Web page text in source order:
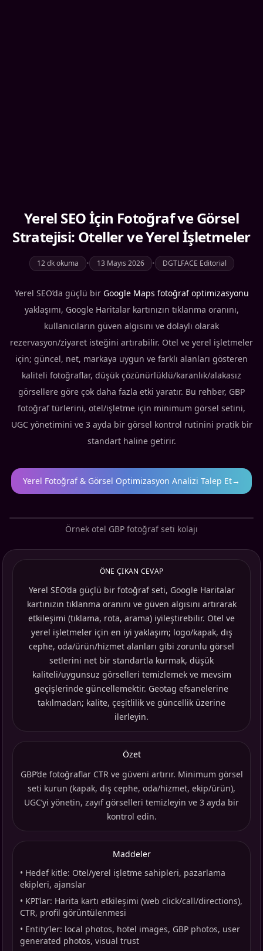
Yerel SEO İçin Fotoğraf ve Görsel
Stratejisi: Oteller ve Yerel İşletmeler
12 dk okuma • 13 Mayıs 2026 • DGTLFACE Editorial
Yerel SEO’da güçlü bir Google Maps fotoğraf optimizasyonu
yaklaşımı, Google Haritalar kartınızın tıklanma oranını,
kullanıcıların güven algısını ve dolaylı olarak
rezervasyon/ziyaret isteğini artırabilir. Otel ve yerel işletmeler
için; güncel, net, markaya uygun ve farklı alanları gösteren
kaliteli fotoğraflar, düşük çözünürlüklü/karanlık/alakasız
görsellere göre çok daha fazla etki yaratır. Bu rehber, GBP
fotoğraf türlerini, otel/işletme için minimum görsel setini,
UGC yönetimini ve 3 ayda bir görsel kontrol rutinini pratik bir
standart haline getirir.
Yerel Fotoğraf & Görsel Optimizasyon Analizi Talep Et→
Örnek otel GBP fotoğraf seti kolajı
ÖNE ÇIKAN CEVAP
Yerel SEO’da güçlü bir fotoğraf seti, Google Haritalar
kartınızın tıklanma oranını ve güven algısını artırarak
etkileşimi (tıklama, rota, arama) iyileştirebilir. Otel ve
yerel işletmeler için en iyi yaklaşım; logo/kapak, dış
cephe, oda/ürün/hizmet alanları gibi zorunlu görsel
setlerini net bir standartla kurmak, düşük
kaliteli/uygunsuz görselleri temizlemek ve mevsim
geçişlerinde güncellemektir. Geotag efsanelerine
takılmadan; kalite, çeşitlilik ve güncellik üzerine
ilerleyin.
Özet
GBP’de fotoğraflar CTR ve güveni artırır. Minimum görsel
seti kurun (kapak, dış cephe, oda/hizmet, ekip/ürün),
UGC’yi yönetin, zayıf görselleri temizleyin ve 3 ayda bir
kontrol edin.
Maddeler
• Hedef kitle: Otel/yerel işletme sahipleri, pazarlama
ekipleri, ajanslar
• KPI’lar: Harita kartı etkileşimi (web click/call/directions),
CTR, profil görüntülenmesi
• Entity’ler: local photos, hotel images, GBP photos, user
generated photos, visual trust